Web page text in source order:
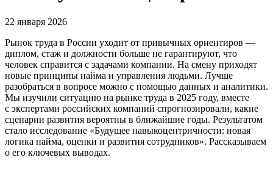
22 января 2026
Рынок труда в России уходит от привычных ориентиров —
диплом, стаж и должности больше не гарантируют, что
человек справится с задачами компании. На смену приходят
новые принципы найма и управления людьми. Лучше
разобраться в вопросе можно с помощью данных и аналитики.
Мы изучили ситуацию на рынке труда в 2025 году, вместе
с экспертами российских компаний спрогнозировали, какие
сценарии развития вероятны в ближайшие годы. Результатом
стало исследование «Будущее навыкоцентричности: новая
логика найма, оценки и развития сотрудников». Рассказываем
о его ключевых выводах.